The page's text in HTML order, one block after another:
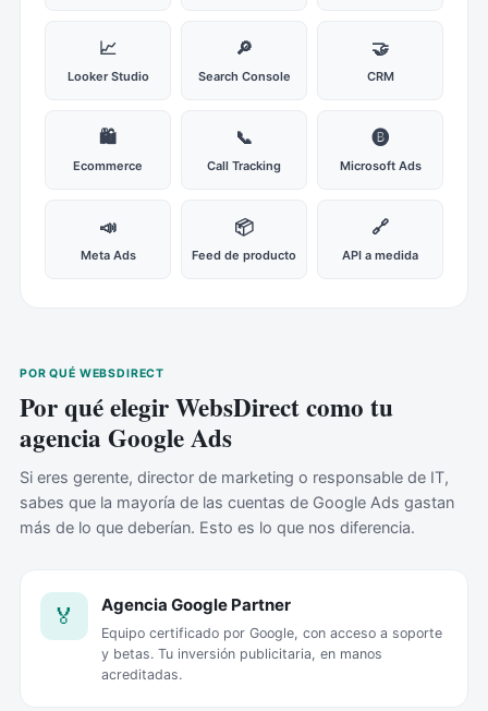
📈
Looker Studio
🔎
Search Console
🤝
CRM
🛍️
Ecommerce
📞
Call Tracking
🅑
Microsoft Ads
📣
Meta Ads
📦
Feed de producto
🔗
API a medida
POR QUÉ WEBSDIRECT
Por qué elegir WebsDirect como tu
agencia Google Ads
Si eres gerente, director de marketing o responsable de IT,
sabes que la mayoría de las cuentas de Google Ads gastan
más de lo que deberían. Esto es lo que nos diferencia.
🏅 Agencia Google Partner
Equipo certificado por Google, con acceso a soporte
y betas. Tu inversión publicitaria, en manos
acreditadas.